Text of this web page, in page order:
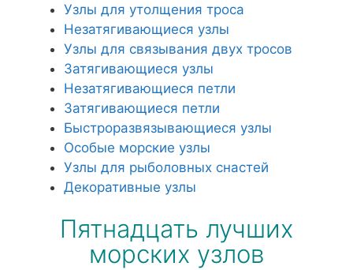
Узлы для утолщения троса
Незатягивающиеся узлы
Узлы для связывания двух тросов
Затягивающиеся узлы
Незатягивающиеся петли
Затягивающиеся петли
Быстроразвязывающиеся узлы
Особые морские узлы
Узлы для рыболовных снастей
Декоративные узлы
Пятнадцать лучших
морских узлов